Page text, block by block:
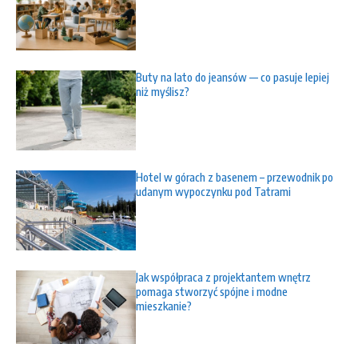
Buty na lato do jeansów — co pasuje lepiej
niż myślisz?
Hotel w górach z basenem – przewodnik po
udanym wypoczynku pod Tatrami
Jak współpraca z projektantem wnętrz
pomaga stworzyć spójne i modne
mieszkanie?